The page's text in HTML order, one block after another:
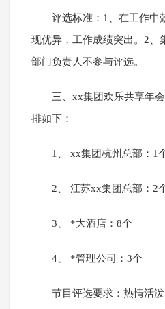
评选标准：1、在工作中
现优异，工作成绩突出。2、
部门负责人不参与评选。
三、xx集团欢乐共享年
排如下：
1、 xx集团杭州总部：1
2、 江苏xx集团总部：2
3、 *大酒店：8个
4、 *管理公司：3个
节目评选要求：热情活